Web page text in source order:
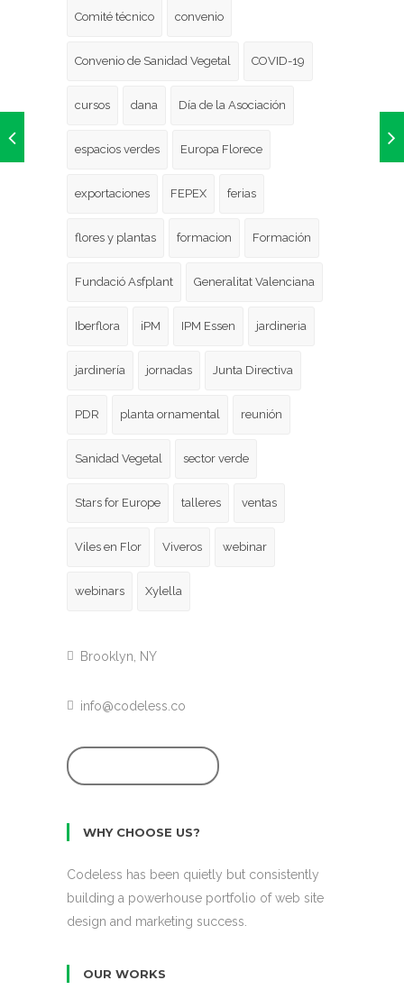
Comité técnico convenio
Convenio de Sanidad Vegetal COVID-19
cursos dana Día de la Asociación
espacios verdes Europa Florece
exportaciones FEPEX ferias
flores y plantas formacion Formación
Fundació Asfplant Generalitat Valenciana
Iberflora iPM IPM Essen jardineria
jardinería jornadas Junta Directiva
PDR planta ornamental reunión
Sanidad Vegetal sector verde
Stars for Europe talleres ventas
Viles en Flor Viveros webinar
webinars Xylella
Brooklyn, NY
info@codeless.co
WHY CHOOSE US?
Codeless has been quietly but consistently
building a powerhouse portfolio of web site
design and marketing success.
OUR WORKS